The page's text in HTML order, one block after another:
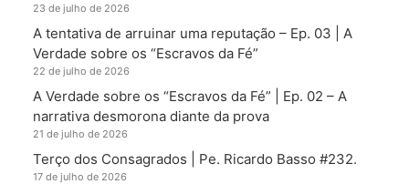
23 de julho de 2026
A tentativa de arruinar uma reputação – Ep. 03 | A
Verdade sobre os “Escravos da Fé”
22 de julho de 2026
A Verdade sobre os “Escravos da Fé” | Ep. 02 – A
narrativa desmorona diante da prova
21 de julho de 2026
Terço dos Consagrados | Pe. Ricardo Basso #232.
17 de julho de 2026